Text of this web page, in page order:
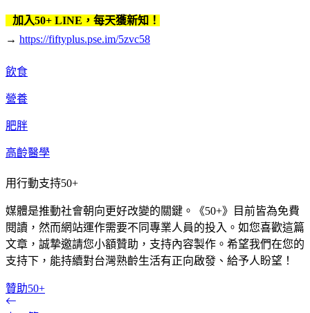
加入50+ LINE，每天獲新知！
→ https://fiftyplus.pse.im/5zvc58
飲食
營養
肥胖
高齡醫學
用行動支持50+
媒體是推動社會朝向更好改變的關鍵。《50+》目前皆為免費
閱讀，然而網站運作需要不同專業人員的投入。如您喜歡這篇
文章，誠摯邀請您小額贊助，支持內容製作。希望我們在您的
支持下，能持續對台灣熟齡生活有正向啟發、給予人盼望！
贊助50+